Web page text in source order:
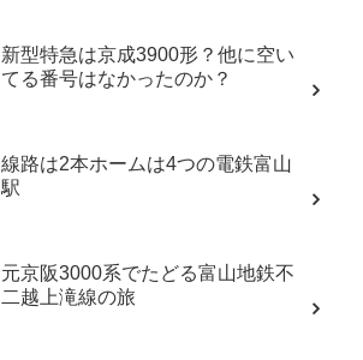
新型特急は京成3900形？他に空い
てる番号はなかったのか？
線路は2本ホームは4つの電鉄富山
駅
元京阪3000系でたどる富山地鉄不
二越上滝線の旅